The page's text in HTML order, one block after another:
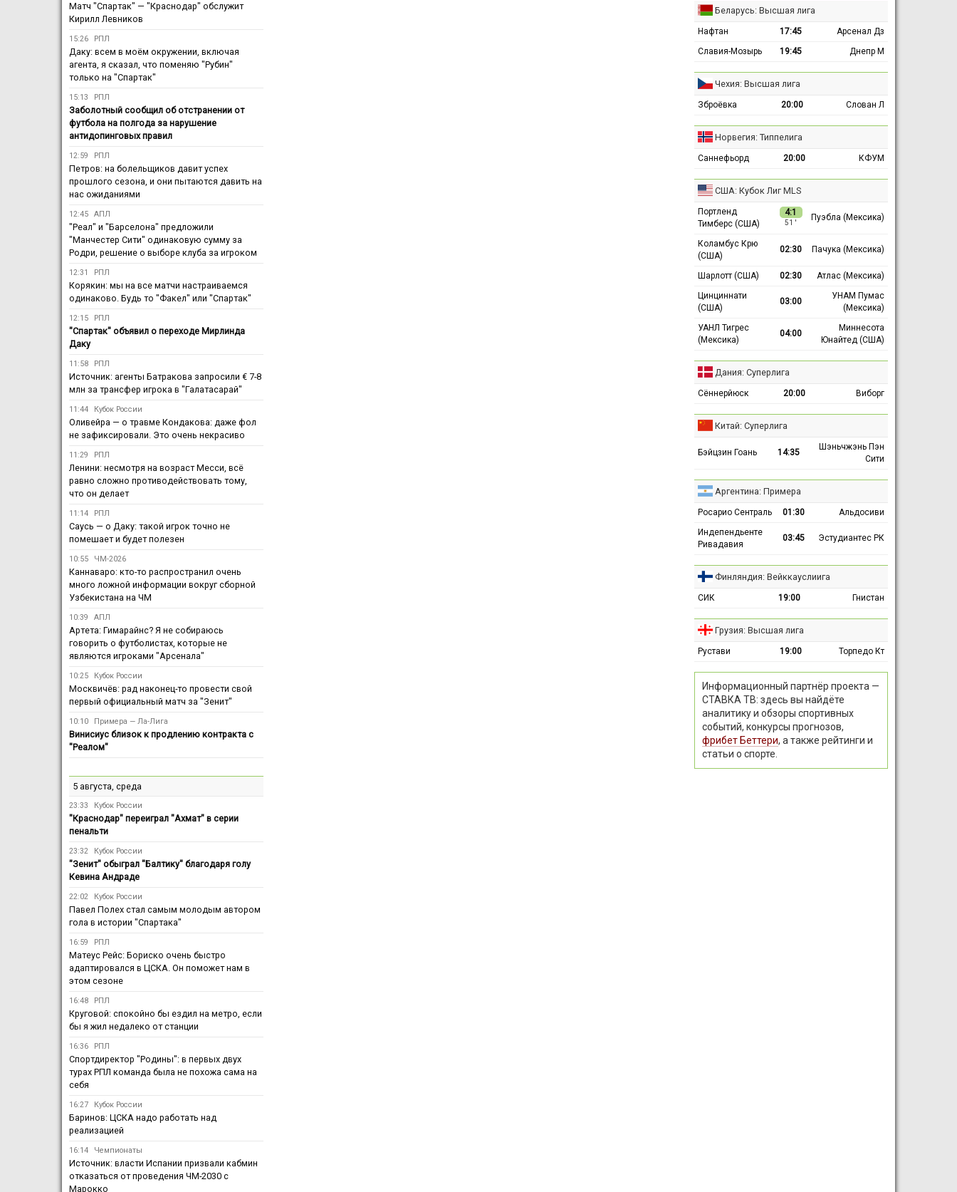
Матч "Спартак" — "Краснодар" обслужит
Кирилл Левников
15:26 РПЛ
Даку: всем в моём окружении, включая
агента, я сказал, что поменяю "Рубин"
только на "Спартак"
15:13 РПЛ
Заболотный сообщил об отстранении от
футбола на полгода за нарушение
антидопинговых правил
12:59 РПЛ
Петров: на болельщиков давит успех
прошлого сезона, и они пытаются давить на
нас ожиданиями
12:45 АПЛ
"Реал" и "Барселона" предложили
"Манчестер Сити" одинаковую сумму за
Родри, решение о выборе клуба за игроком
12:31 РПЛ
Корякин: мы на все матчи настраиваемся
одинаково. Будь то "Факел" или "Спартак"
12:15 РПЛ
"Спартак" объявил о переходе Мирлинда
Даку
11:58 РПЛ
Источник: агенты Батракова запросили € 7-8
млн за трансфер игрока в "Галатасарай"
11:44 Кубок России
Оливейра — о травме Кондакова: даже фол
не зафиксировали. Это очень некрасиво
11:29 РПЛ
Ленини: несмотря на возраст Месси, всё
равно сложно противодействовать тому,
что он делает
11:14 РПЛ
Саусь — о Даку: такой игрок точно не
помешает и будет полезен
10:55 ЧМ-2026
Каннаваро: кто-то распространил очень
много ложной информации вокруг сборной
Узбекистана на ЧМ
10:39 АПЛ
Артета: Гимарайнс? Я не собираюсь
говорить о футболистах, которые не
являются игроками "Арсенала"
10:25 Кубок России
Москвичёв: рад наконец-то провести свой
первый официальный матч за "Зенит"
10:10 Примера — Ла-Лига
Винисиус близок к продлению контракта с
"Реалом"
5 августа, среда
23:33 Кубок России
"Краснодар" переиграл "Ахмат" в серии
пенальти
23:32 Кубок России
"Зенит" обыграл "Балтику" благодаря голу
Кевина Андраде
22:02 Кубок России
Павел Полех стал самым молодым автором
гола в истории "Спартака"
16:59 РПЛ
Матеус Рейс: Бориско очень быстро
адаптировался в ЦСКА. Он поможет нам в
этом сезоне
16:48 РПЛ
Круговой: спокойно бы ездил на метро, если
бы я жил недалеко от станции
16:36 РПЛ
Спортдиректор "Родины": в первых двух
турах РПЛ команда была не похожа сама на
себя
16:27 Кубок России
Баринов: ЦСКА надо работать над
реализацией
16:14 Чемпионаты
Источник: власти Испании призвали кабмин
отказаться от проведения ЧМ-2030 с
Марокко
Беларусь: Высшая лига
Нафтан 17:45
Арсенал Дз
Славия-Мозырь
19:45 Днепр М
Чехия: Высшая лига
Зброёвка 20:00 Слован Л
Норвегия: Типпелига
Саннефьорд 20:00 КФУМ
США: Кубок Лиг MLS
Портленд
Тимберс (США)
4:1
51 ′
Пуэбла (Мексика)
Коламбус Крю
(США)
02:30 Пачука (Мексика)
Шарлотт (США) 02:30
Атлас (Мексика)
Цинциннати
(США)
03:00
УНАМ Пумас
(Мексика)
УАНЛ Тигрес
(Мексика)
04:00
Миннесота
Юнайтед (США)
Дания: Суперлига
Сённерйюск 20:00 Виборг
Китай: Суперлига
Бэйцзин Гоань 14:35
Шэньчжэнь Пэн
Сити
Аргентина: Примера
Росарио Сентраль 01:30
Альдосиви
Индепендьенте
Ривадавия
03:45 Эстудиантес РК
Финляндия: Вейккауслиига
СИК 19:00 Гнистан
Грузия: Высшая лига
Рустави 19:00 Торпедо Кт
Информационный партнёр проекта —
СТАВКА ТВ: здесь вы найдёте
аналитику и обзоры спортивных
событий, конкурсы прогнозов,
фрибет Беттери, а также рейтинги и
статьи о спорте.